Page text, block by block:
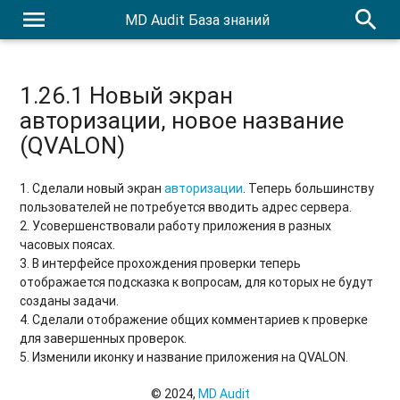
menu MD Audit База знаний search
1.26.1 Новый экран
авторизации, новое название
(QVALON)
1. Сделали новый экранавторизации. Теперь большинству
пользователей не потребуется вводить адрес сервера.
2. Усовершенствовали работу приложения в разных
часовых поясах.
3. В интерфейсе прохождения проверки теперь
отображается подсказка к вопросам, для которых не будут
созданы задачи.
4. Сделали отображение общих комментариев к проверке
для завершенных проверок.
5. Изменили иконку и название приложения на QVALON.
© 2024, MD Audit